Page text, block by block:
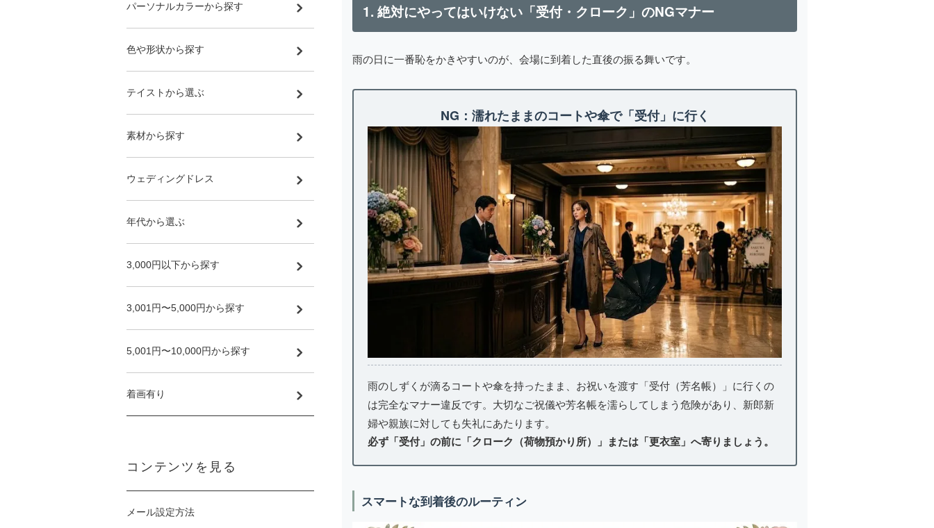
1. 絶対にやってはいけない「受付・クローク」のNGマナー
雨の日に一番恥をかきやすいのが、会場に到着した直後の振る舞いです。
NG：濡れたままのコートや傘で「受付」に行く
雨のしずくが滴るコートや傘を持ったまま、お祝いを渡す「受付（芳名帳）」に行くの
は完全なマナー違反です。大切なご祝儀や芳名帳を濡らしてしまう危険があり、新郎新
婦や親族に対しても失礼にあたります。
必ず「受付」の前に「クローク（荷物預かり所）」または「更衣室」へ寄りましょう。
スマートな到着後のルーティン
パーソナルカラーから探す
色や形状から探す
テイストから選ぶ
素材から探す
ウェディングドレス
年代から選ぶ
3,000円以下から探す
3,001円〜5,000円から探す
5,001円〜10,000円から探す
着画有り
コンテンツを見る
メール設定方法